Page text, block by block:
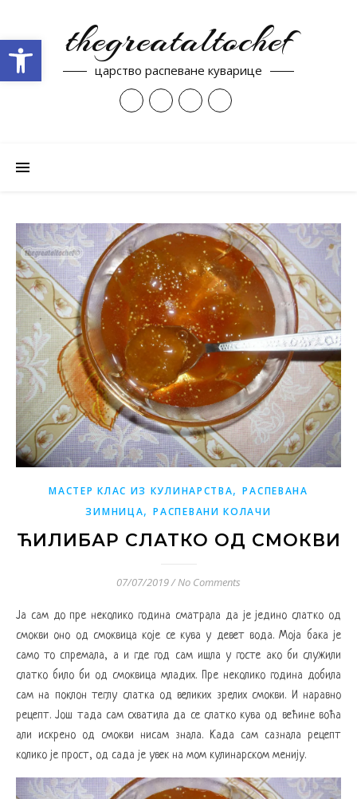
thegreataltochef
царство распеване куварице
МАСТЕР КЛАС ИЗ КУЛИНАРСТВА,РАСПЕВАНА
ЗИМНИЦА,РАСПЕВАНИ КОЛАЧИ
ЋИЛИБАР СЛАТКО ОД СМОКВИ
07/07/2019/No Comments
Ја сам до пре неколико година сматрала да је једино слатко од
смокви оно од смоквица које се кува у девет вода. Моја бака је
само то спремала, а и где год сам ишла у госте ако би служили
слатко било би од смоквица младих. Пре неколико година добила
сам на поклон теглу слатка од великих зрелих смокви. И наравно
рецепт. Још тада сам схватила да се слатко кува од већине воћа
али искрено од смокви нисам знала. Када сам сазнала рецепт
колико је прост, од сада је увек на мом кулинарском менију.
Open toolbar